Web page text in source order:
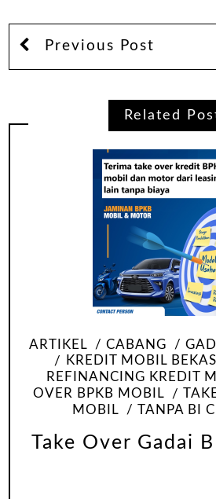
Previous Post
Related
ARTIKEL CABANG
KREDIT MOBIL
REFINANCING KREDIT
OVER BPKB MOBIL
MOBIL
TANPA BI
Take Over Gadai